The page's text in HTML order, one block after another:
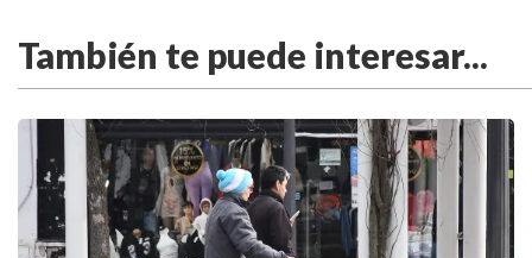
También te puede interesar...